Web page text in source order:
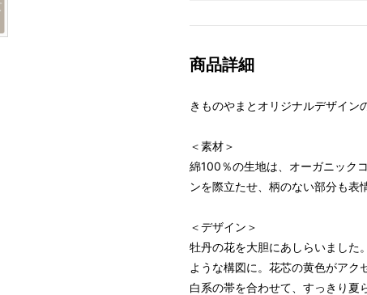
商品詳細
きものやまとオリジナルデザイン
＜素材＞
綿100％の生地は、オーガニック
ンを際立たせ、柄のない部分も表
＜デザイン＞
牡丹の花を大胆にあしらいました
ような構図に。花芯の黄色がアク
白系の帯を合わせて、すっきり夏